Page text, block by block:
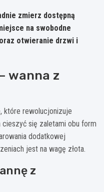
zmierz dostępną
na swobodne
otwieranie drzwi i
wanna z
które rewolucjonizuje
cieszyć się zaletami obu form
dodatkowej
jest na wagę złota.
z